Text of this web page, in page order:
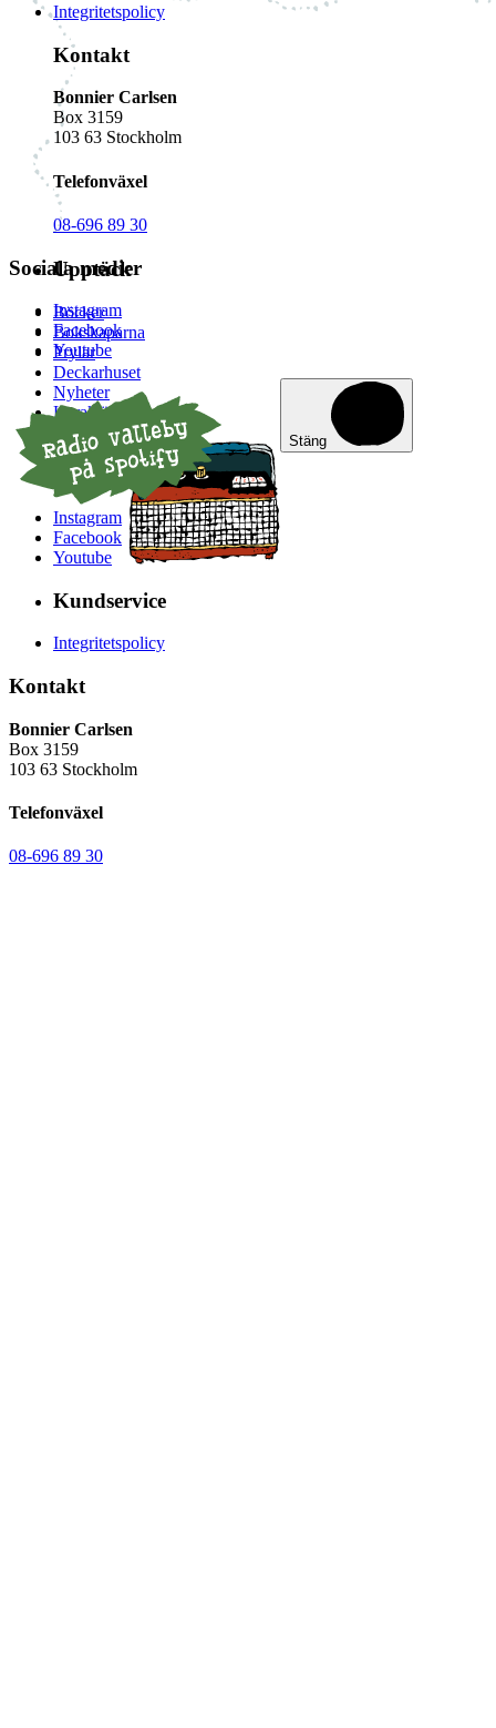
Upptäck
Böcker
Bokskaparna
Prylar
Deckarhuset
Nyheter
Karaktärer
Klurigheter
Sociala medier
Instagram
Facebook
Youtube
Kundservice
Integritetspolicy
Kontakt
Bonnier Carlsen
Box 3159
103 63 Stockholm
Telefonväxel
08-696 89 30
Integritetspolicy
Kontakt
Bonnier Carlsen
Box 3159
103 63 Stockholm
Telefonväxel
08-696 89 30
Sociala medier
Instagram
Facebook
Youtube
Stäng